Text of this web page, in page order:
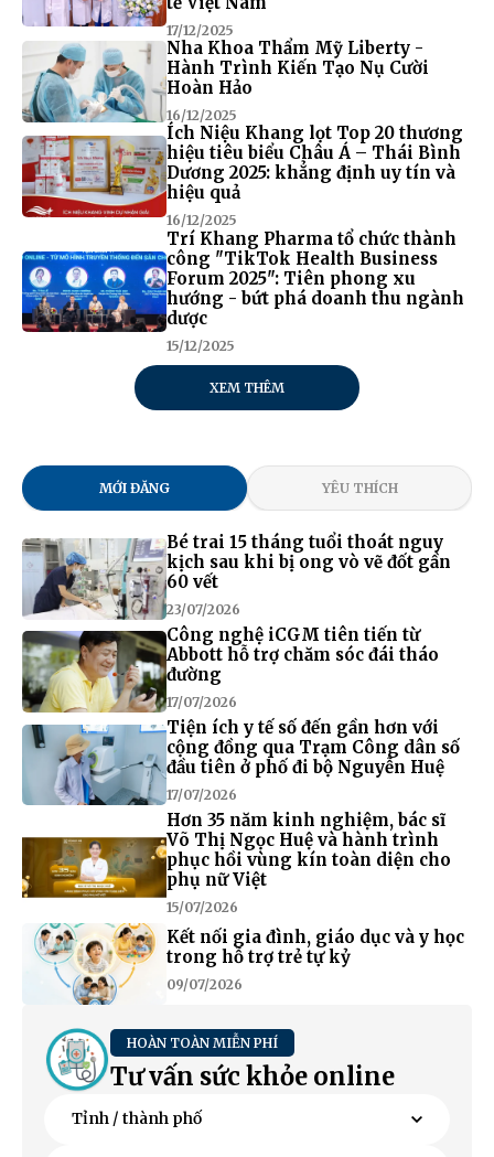
17/12/2025
Nha Khoa Thẩm Mỹ Liberty -
Hành Trình Kiến Tạo Nụ Cười
Hoàn Hảo
16/12/2025
Ích Niệu Khang lọt Top 20 thương
hiệu tiêu biểu Châu Á – Thái Bình
Dương 2025: khẳng định uy tín và
hiệu quả
16/12/2025
Trí Khang Pharma tổ chức thành
công "TikTok Health Business
Forum 2025": Tiên phong xu
hướng - bứt phá doanh thu ngành
dược
15/12/2025
XEM THÊM
MỚI ĐĂNG YÊU THÍCH
Bé trai 15 tháng tuổi thoát nguy
kịch sau khi bị ong vò vẽ đốt gần
60 vết
23/07/2026
Công nghệ iCGM tiên tiến từ
Abbott hỗ trợ chăm sóc đái tháo
đường
17/07/2026
Tiện ích y tế số đến gần hơn với
cộng đồng qua Trạm Công dân số
đầu tiên ở phố đi bộ Nguyễn Huệ
17/07/2026
Hơn 35 năm kinh nghiệm, bác sĩ
Võ Thị Ngọc Huệ và hành trình
phục hồi vùng kín toàn diện cho
phụ nữ Việt
15/07/2026
Kết nối gia đình, giáo dục và y học
trong hỗ trợ trẻ tự kỷ
09/07/2026
HOÀN TOÀN MIỄN PHÍ
Tư vấn sức khỏe online